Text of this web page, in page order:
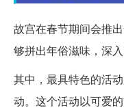
故宫在春节期间会推
够拼出年俗滋味，深
其中，最具特色的活
动。这个活动以可爱